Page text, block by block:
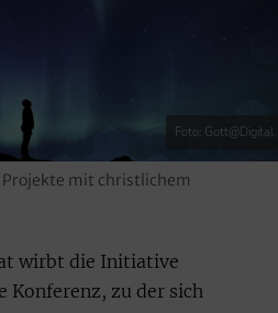
Foto: Gott@Digital
mit christlichem
wirbt die Initiative
Konferenz, zu der sich